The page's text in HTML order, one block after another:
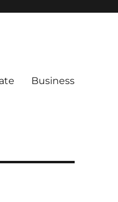
Business